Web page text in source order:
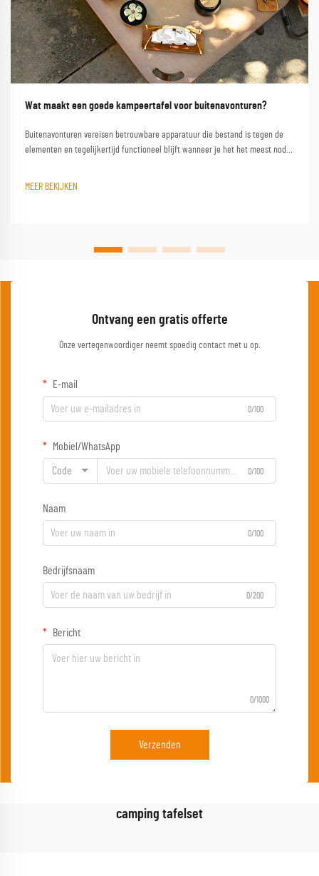
Wat maakt een goede kampeertafel voor buitenavonturen?
Buitenavonturen vereisen betrouwbare apparatuur die bestand is tegen de
elementen en tegelijkertijd functioneel blijft wanneer je het het meest nodig
MEER BEKIJKEN
Ontvang een gratis offerte
Onze vertegenwoordiger neemt spoedig contact met u op.
E-mail
0/100
Mobiel/WhatsApp
Code 0/100
Naam
0/100
Bedrijfsnaam
0/200
Bericht
0/1000
Verzenden
camping tafelset